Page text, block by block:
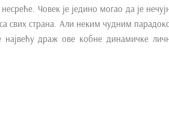
Човек је једино могао да је
свих страна. Али неким чудним
драж ове кобне динамичке